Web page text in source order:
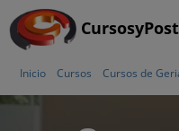
Inicio Cursos Cursos de